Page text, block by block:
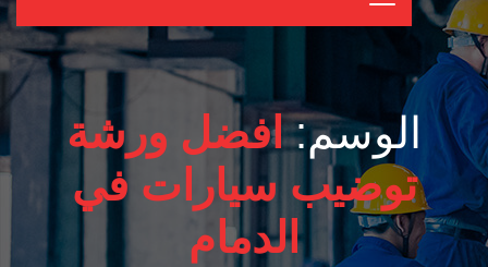
الوسم:افضل ورشة
توضيب سيارات في
الدمام